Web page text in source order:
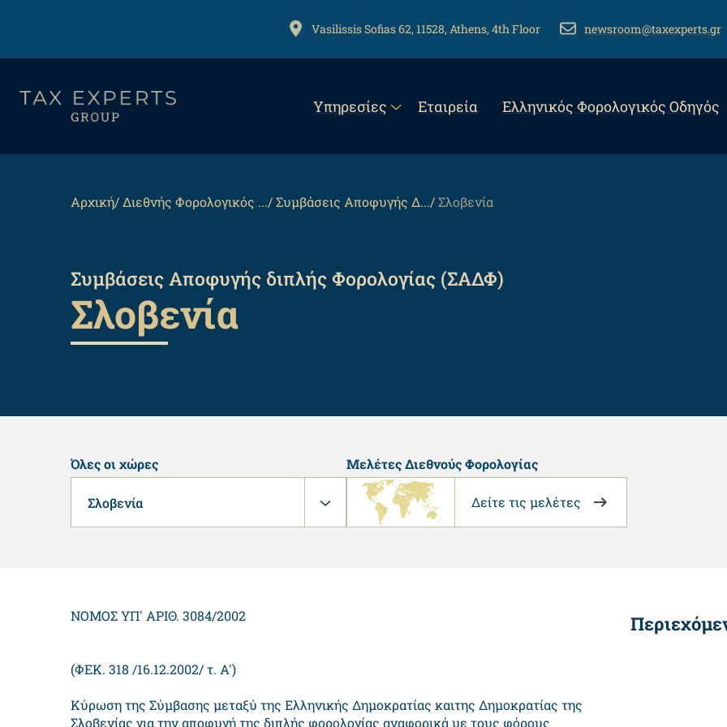
κυρίως
ADDRESS
Vasilissis Sofias 62, 11528, Athens, 4th Floor EMAILnewsroom@taxexperts.gr
navigation
Υπηρεσίες Εταιρεία Eλληνικός Φορολογικός Οδηγός
Breadcrumb
Αρχική Διεθνής Φορολογικός ... Συμβάσεις Αποφυγής Δ... Σλοβενία
Συμβάσεις Αποφυγής διπλής Φορολογίας (ΣΑΔΦ)
Σλοβενία
Όλες οι χώρες
Σλοβενία
Μελέτες Διεθνούς Φορολογίας
Δείτε τις μελέτες
ΝΟΜΟΣ ΥΠ' ΑΡΙΘ. 3084/2002
(ΦΕΚ. 318 /16.12.2002/ τ. Α')
Κύρωση της Σύμβασης μεταξύ της Ελληνικής Δημοκρατίας καιτης Δημοκρατίας της
Σλοβενίας για την αποφυγή της διπλής φορολογίας αναφορικά με τους φόρους